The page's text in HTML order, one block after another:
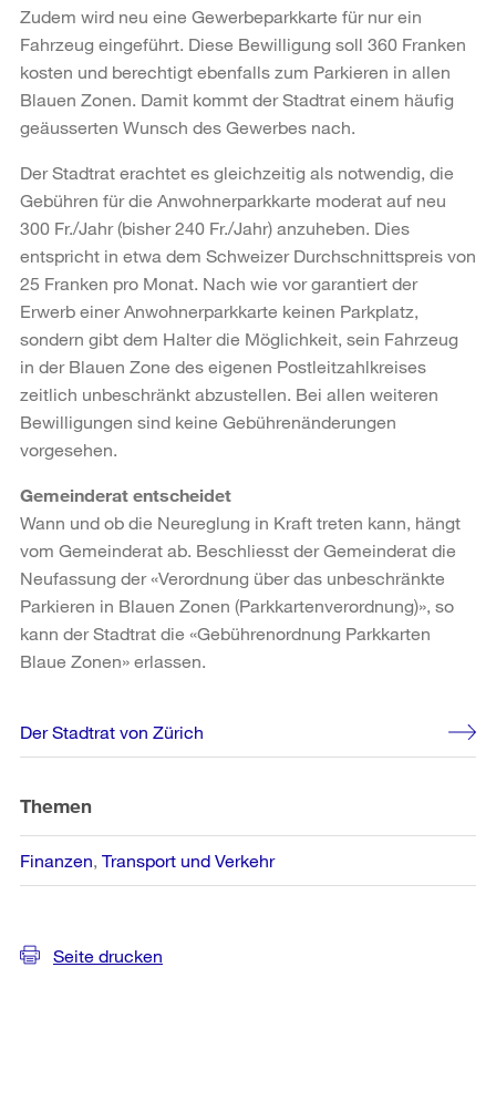
Zudem wird neu eine Gewerbeparkkarte für nur ein
Fahrzeug eingeführt. Diese Bewilligung soll 360 Franken
kosten und berechtigt ebenfalls zum Parkieren in allen
Blauen Zonen. Damit kommt der Stadtrat einem häufig
geäusserten Wunsch des Gewerbes nach.
Der Stadtrat erachtet es gleichzeitig als notwendig, die
Gebühren für die Anwohnerparkkarte moderat auf neu
300 Fr./Jahr (bisher 240 Fr./Jahr) anzuheben. Dies
entspricht in etwa dem Schweizer Durchschnittspreis von
25 Franken pro Monat. Nach wie vor garantiert der
Erwerb einer Anwohnerparkkarte keinen Parkplatz,
sondern gibt dem Halter die Möglichkeit, sein Fahrzeug
in der Blauen Zone des eigenen Postleitzahlkreises
zeitlich unbeschränkt abzustellen. Bei allen weiteren
Bewilligungen sind keine Gebührenänderungen
vorgesehen.
Gemeinderat entscheidet
Wann und ob die Neureglung in Kraft treten kann, hängt
vom Gemeinderat ab. Beschliesst der Gemeinderat die
Neufassung der «Verordnung über das unbeschränkte
Parkieren in Blauen Zonen (Parkkartenverordnung)», so
kann der Stadtrat die «Gebührenordnung Parkkarten
Blaue Zonen» erlassen.
Weitere
Informationen
Der Stadtrat von Zürich
Themen
Finanzen Transport und Verkehr
Seite drucken